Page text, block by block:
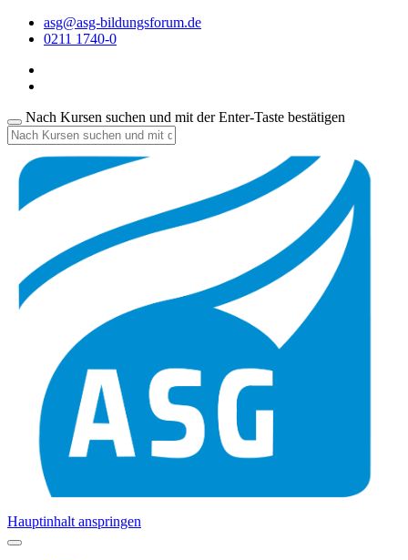
asg@asg-bildungsforum.de
0211 1740-0
Nach Kursen suchen und mit der Enter-Taste bestätigen
Hauptinhalt anspringen